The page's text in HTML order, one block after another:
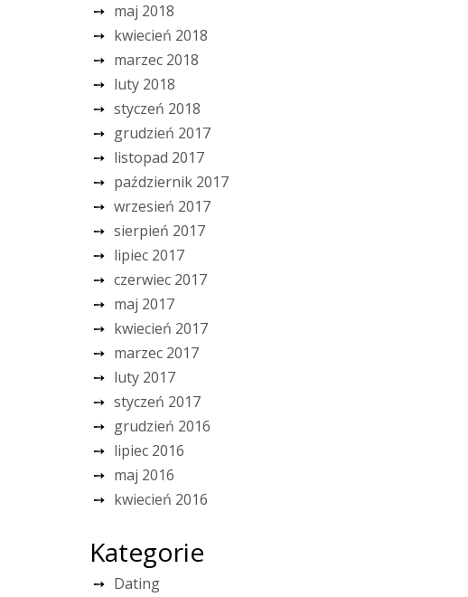
maj 2018
kwiecień 2018
marzec 2018
luty 2018
styczeń 2018
grudzień 2017
listopad 2017
październik 2017
wrzesień 2017
sierpień 2017
lipiec 2017
czerwiec 2017
maj 2017
kwiecień 2017
marzec 2017
luty 2017
styczeń 2017
grudzień 2016
lipiec 2016
maj 2016
kwiecień 2016
Kategorie
Dating